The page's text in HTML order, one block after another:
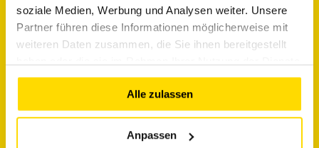
soziale Medien, Werbung und Analysen weiter. Unsere
Partner führen diese Informationen möglicherweise mit
weiteren Daten zusammen, die Sie ihnen bereitgestellt
gesammelt haben.
Alle zulassen
Anpassen
04
Inbetriebnahme &
Betreuung
Wir kümmern uns um die Anmeldung,